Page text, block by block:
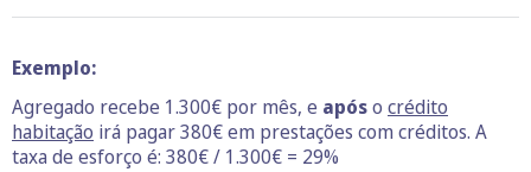
Exemplo:
Agregado recebe 1.300€ por mês, e apóso crédito
habitação irá pagar 380€ em prestações com créditos. A
taxa de esforço é: 380€ / 1.300€ = 29%